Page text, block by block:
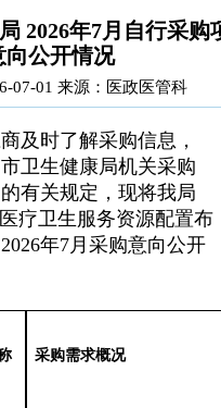
2026年7月自行采购
向公开情况
07-01 来源：医政医管科
时了解采购信息，
卫生健康局机关采购
有关规定，现将我局
疗卫生服务资源配置布
年7月采购意向公开
采购需求概况